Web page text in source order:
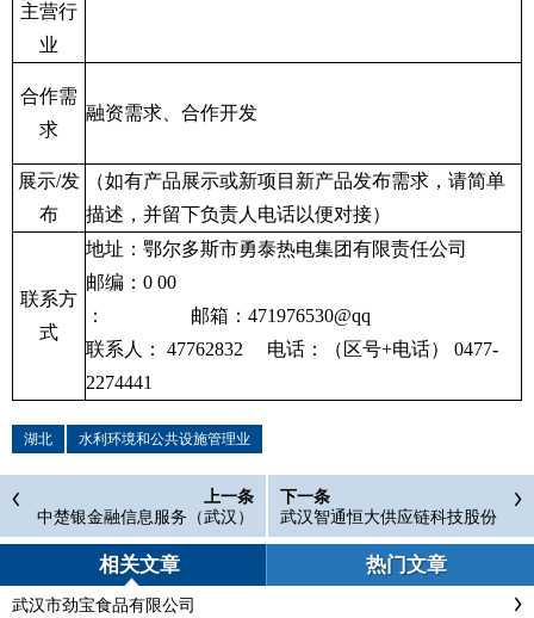
主营行
业
合作需
求
融资需求、合作开发
展示/发
布
（如有产品展示或新项目新产品发布需求，请简单
描述，并留下负责人电话以便对接）
联系方
式
地址：鄂尔多斯市勇泰热电集团有限责任公司
邮编： 0 00
：
邮箱： 471976530@qq
联系人：
47762832 电话：（区号+电话） 0477-
2274441
湖北 水利环境和公共设施管理业
上一条
中楚银金融信息服务（武汉）
有限公司
下一条
武汉智通恒大供应链科技股份
有限公司
相关文章 热门文章
武汉市劲宝食品有限公司